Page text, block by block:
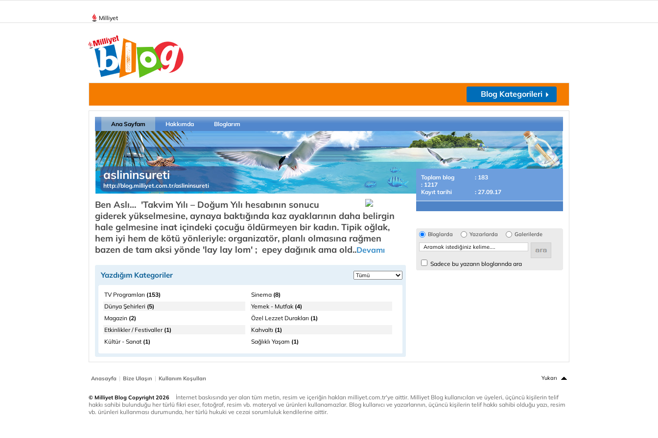
Milliyet
Blog Kategorileri
Ana Sayfam Hakkımda Bloglarım
aslininsureti
http://blog.milliyet.com.tr/aslininsureti
Ben Aslı… 'Takvim Yılı – Doğum Yılı hesabının sonucu
giderek yükselmesine, aynaya baktığında kaz ayaklarının daha belirgin
hale gelmesine inat içindeki çocuğu öldürmeyen bir kadın. Tipik oğlak,
hem iyi hem de kötü yönleriyle: organizatör, planlı olmasına rağmen
bazen de tam aksi yönde 'lay lay lom' ; epey dağınık ama old..Devamı
Yazdığım Kategoriler
TV Programları (153) Sinema (8)
Dünya Şehirleri (5) Yemek - Mutfak (4)
Magazin (2) Özel Lezzet Durakları (1)
Etkinlikler / Festivaller(1) Kahvaltı (1)
Kültür - Sanat (1) Sağlıklı Yaşam (1)
Toplam blog
: 183
: 1217
Kayıt tarihi
: 27.09.17
Bloglarda Yazarlarda Galerilerde
Sadece bu yazarın bloglarında ara
Anasayfa | Bize Ulaşın | Kullanım Koşulları Yukarı
© Milliyet Blog Copyright 2026
İnternet baskısında yer alan tüm metin, resim ve içeriğin hakları milliyet.com.tr'ye aittir. Milliyet Blog kullanıcıları ve üyeleri, üçüncü kişilerin telif
hakkı sahibi bulunduğu her türlü fikri eser, fotoğraf, resim vb. materyal ve ürünleri kullanamazlar. Blog kullanıcı ve yazarlarının, üçüncü kişilerin telif hakkı sahibi olduğu yazı, resim
vb. ürünleri kullanması durumunda, her türlü hukuki ve cezai sorumluluk kendilerine aittir.